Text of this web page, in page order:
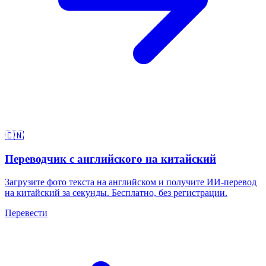
🇨🇳
Переводчик с английского на китайский
Загрузите фото текста на английском и получите ИИ-перевод
на китайский за секунды. Бесплатно, без регистрации.
Перевести